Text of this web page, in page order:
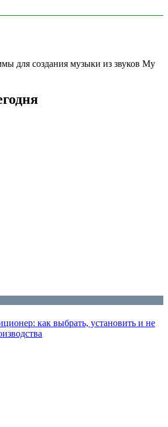
для создания музыки из звуков My
как выбрать, установить и не